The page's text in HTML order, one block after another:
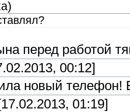
)
перед работой
00:12]
новый телефон!
01:19]